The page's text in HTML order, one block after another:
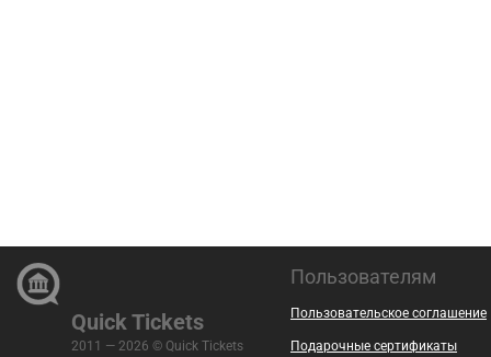
Quick Tickets
2011 — 2026 © Quick Tickets
Пользователям
Пользовательское соглашение
Подарочные сертификаты